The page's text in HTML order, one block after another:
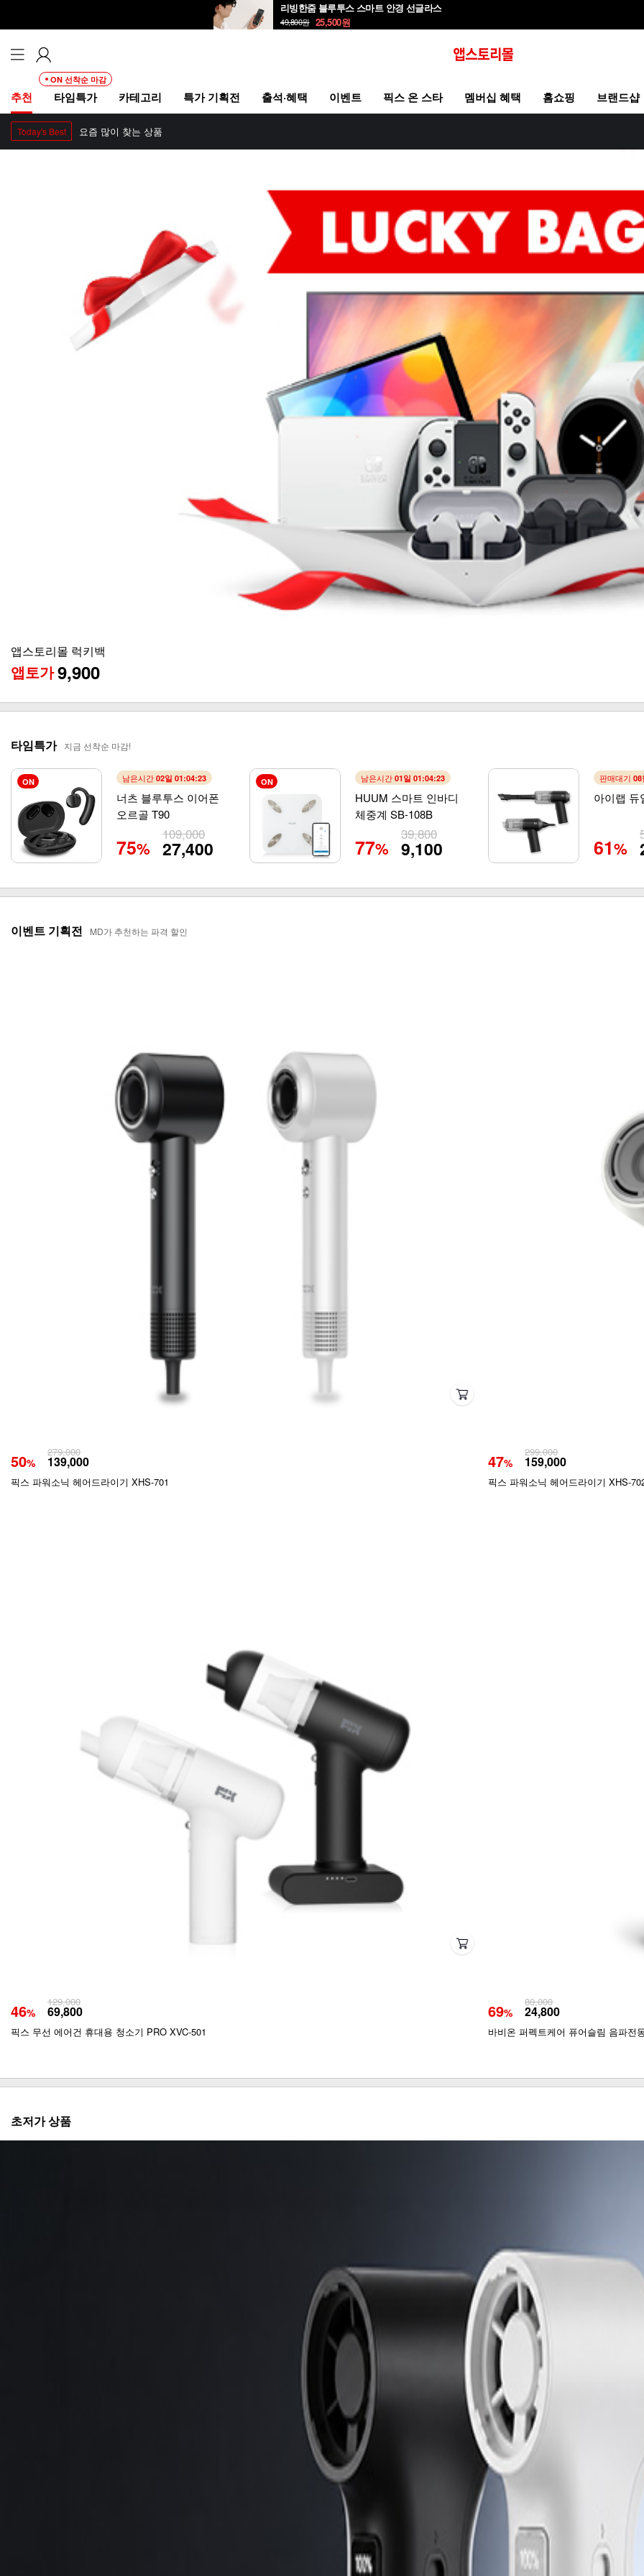
리빙한줌 블루투스 스마트 안경 선글라스
49,800원 25,500원
추천
ON 선착순 마감
타임특가 카테고리 특가 기획전 출석·혜택 이벤트 픽스 온 스타 멤버십 혜택 홈쇼핑 브랜드샵
Today's Best 요즘 많이 찾는 상품
앱스토리몰 럭키백
앱토가9,900
타임특가 지금 선착순 마감!
ON 남은시간 02일 01:04:21
너츠 블루투스 이어폰
오르골 T90
75%
109,000
27,400
ON 남은시간 01일 01:04:21
HUUM 스마트 인바디
체중계 SB-108B
77%
39,800
9,100
판매대기 08
아이랩 듀
61%
이벤트 기획전 MD가 추천하는 파격 할인
50%
279,000
139,000
픽스 파워소닉 헤어드라이기 XHS-701
47%
299,000
159,000
픽스 파워소닉 헤어드라이기 XHS-
46%
129,000
69,800
픽스 무선 에어건 휴대용 청소기 PRO XVC-501
69%
80,000
24,800
바비온 퍼펙트케어 퓨어슬림 음파전
초저가 상품